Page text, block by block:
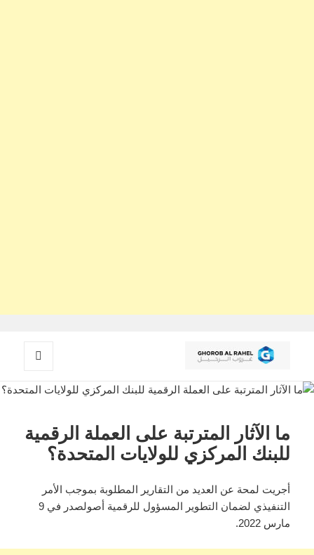
غروب الرحيل
والودجات
ما الآثار المترتبة على العملة الرقمية
للبنك المركزي للولايات المتحدة؟
أجريت لمحة عن العديد من التقارير المطلوبة بموجب الأمر
التنفيذي لضمان التطوير المسؤول للرقمية أصولصدر في 9
مارس 2022.